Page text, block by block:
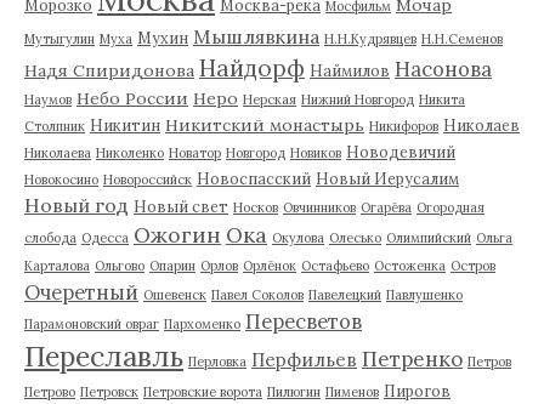
Морозко Москва-река Мосфильм Мочар
Мутыгулин Муха Мухин Мышлявкина Н.Н.Кудрявцев Н.Н.Семенов
Надя Спиридонова Найдорф Наймилов Насонова
Наумов Небо России Неро Нерская Нижний Новгород Никита
Столпник Никитин Никитский монастырь Никифоров Николаев
Николаева Николенко Новатор Новгород Новиков Новодевичий
Новокосино Новороссийск Новоспасский Новый Иерусалим
Новый год Новый свет Носков Овчинников Огарёва Огородная
слобода Одесса Ожогин Ока Окулова Олесько Олимпийский Ольга
Карталова Ольгово Опарин Орлов Орлёнок Остафьево Остоженка Остров
Очеретный Ошевенск Павел Соколов Павелецкий Павлушенко
Парамоновский овраг Пархоменко Пересветов
Переславль Перловка Перфильев Петренко Петров
Петрово Петровск Петровские ворота Пилюгин Пименов Пирогов